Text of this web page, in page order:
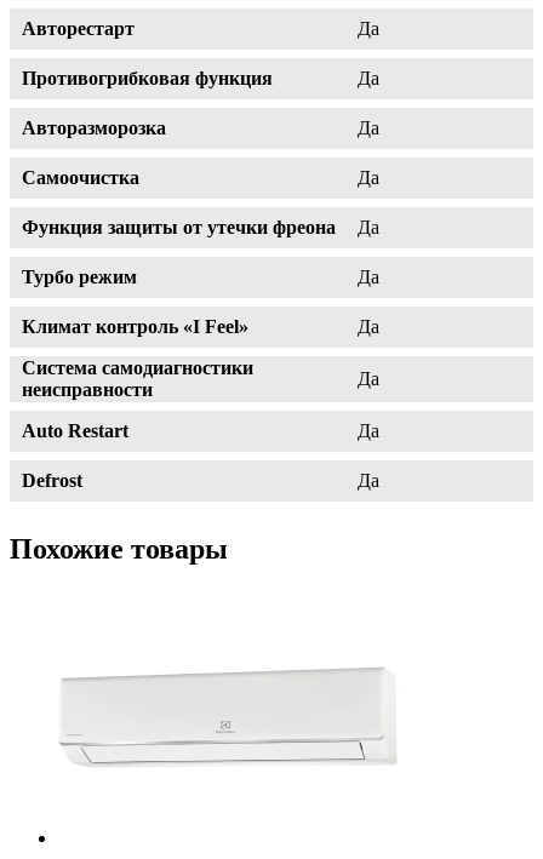
Авторестарт Да
Противогрибковая функция Да
Авторазморозка Да
Самоочистка Да
Функция защиты от утечки фреона Да
Турбо режим Да
Климат контроль «I Feel»
Да
Система самодиагностики
неисправности
Да
Auto Restart Да
Defrost Да
Похожие товары